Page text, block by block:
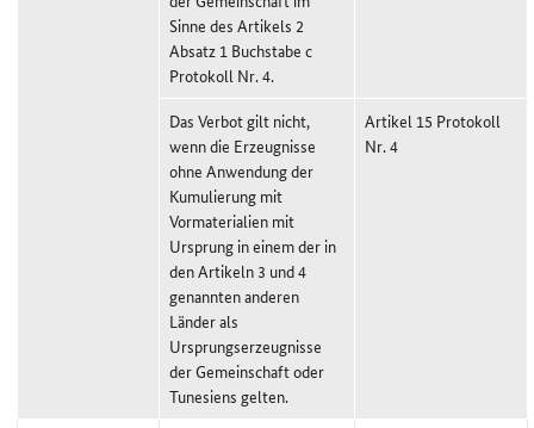
Sinne des Artikels 2
Absatz 1 Buchstabe c
Protokoll Nr. 4.
Das Verbot gilt nicht,
wenn die Erzeugnisse
ohne Anwendung der
Kumulierung mit
Vormaterialien mit
Ursprung in einem der in
den Artikeln 3 und 4
genannten anderen
Länder als
Ursprungserzeugnisse
der Gemeinschaft oder
Tunesiens gelten.
Artikel 15 Protokoll
Nr. 4